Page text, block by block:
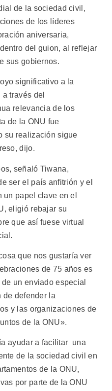
de la sociedad civil,
de los líderes
aniversaria,
del guion, al reflejar
sus gobiernos.
significativo a la
través del
relevancia de los
de la ONU fue
su realización sigue
dijo.
señaló Tiwana,
ser el país anfitrión y el
papel clave en el
eligió rebajar su
que así fuese virtual
que nos gustaría ver
de 75 años es
un enviado especial
de defender la
y las organizaciones de
de la ONU».
ayudar a facilitar una
de la sociedad civil en
de la ONU,
por parte de la ONU